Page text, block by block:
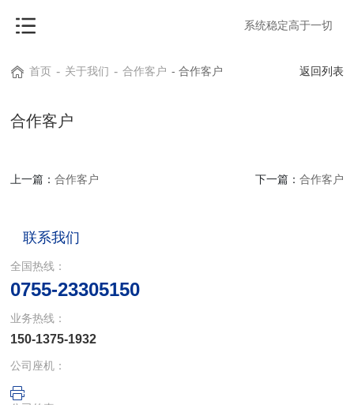
系统稳定高于一切
首页 - 关于我们 - 合作客户 - 合作客户 返回列表
合作客户
上一篇：合作客户 下一篇： 合作客户
联系我们
全国热线：
0755-23305150
业务热线：
150-1375-1932
公司座机：